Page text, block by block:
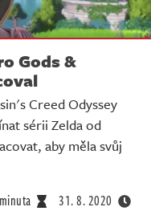
Gods &
Creed Odyssey
sérii Zelda od
aby měla svůj
31. 8. 2020